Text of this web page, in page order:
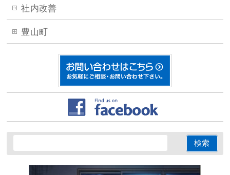
社内改善
豊山町